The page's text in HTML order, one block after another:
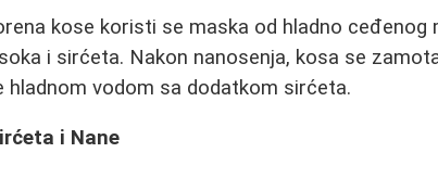
kose koristi se maska od hladno ceđenog
i sirćeta. Nakon nanosenja, kosa se
vodom sa dodatkom sirćeta.
i Nane